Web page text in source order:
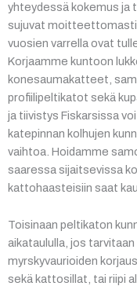
yhteydessä kokemus
sujuvat
vuosien varrella ovat
Korjaamme kuntoon
konesaumakatteet,
profiilipeltikatot sekä
ja tiivistys Fiskarsissa
katepinnan kolhujen
vaihtoa. Hoidamme
saaressa sijaitsevissa
kattohaasteisiin saat
Toisinaan peltikaton
aikataululla, jos
myrskyvaurioiden
sekä kattosillat, tai riipi